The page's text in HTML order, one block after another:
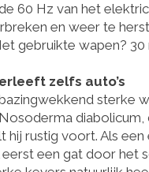
60 Hz van het
en weer te
gebruikte wapen? 30
zelfs auto’s
sterke
hij rustig voort. Als
eerst een gat door